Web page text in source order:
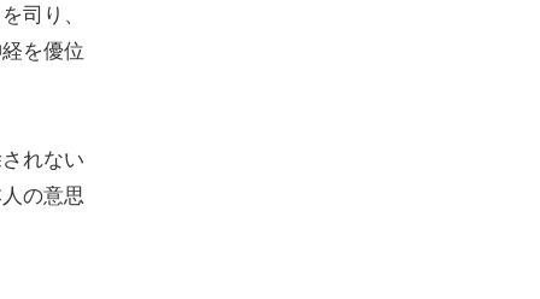
司り、
を優位
れない
の意思